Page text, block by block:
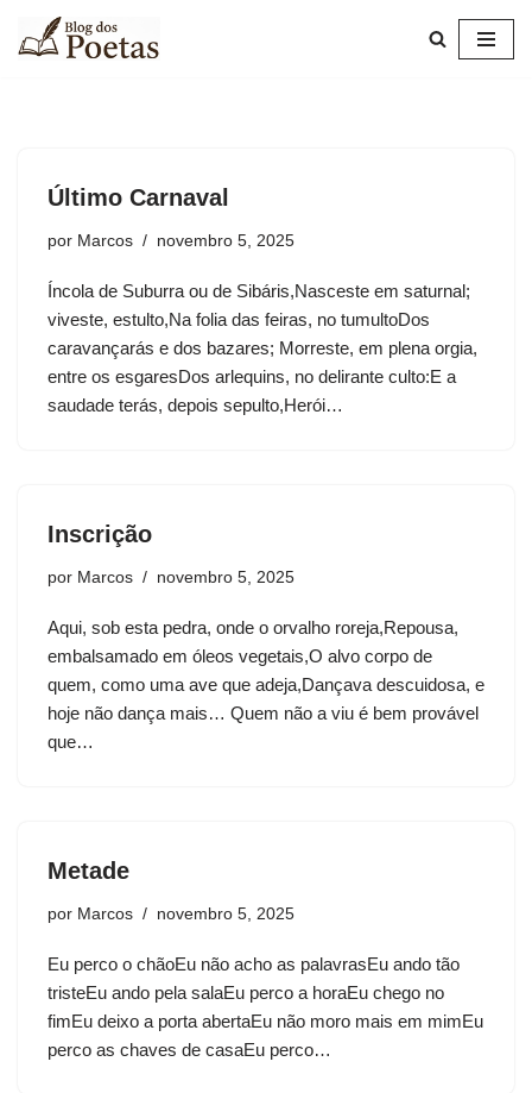
Pular
Último Carnaval
por Marcos novembro 5, 2025
Íncola de Suburra ou de Sibáris,Nasceste em saturnal;
viveste, estulto,Na folia das feiras, no tumultoDos
caravançarás e dos bazares; Morreste, em plena orgia,
entre os esgaresDos arlequins, no delirante culto:E a
saudade terás, depois sepulto,Herói…
Inscrição
por Marcos novembro 5, 2025
Aqui, sob esta pedra, onde o orvalho roreja,Repousa,
embalsamado em óleos vegetais,O alvo corpo de
quem, como uma ave que adeja,Dançava descuidosa, e
hoje não dança mais… Quem não a viu é bem provável
que…
Metade
por Marcos novembro 5, 2025
Eu perco o chãoEu não acho as palavrasEu ando tão
tristeEu ando pela salaEu perco a horaEu chego no
fimEu deixo a porta abertaEu não moro mais em mimEu
perco as chaves de casaEu perco…